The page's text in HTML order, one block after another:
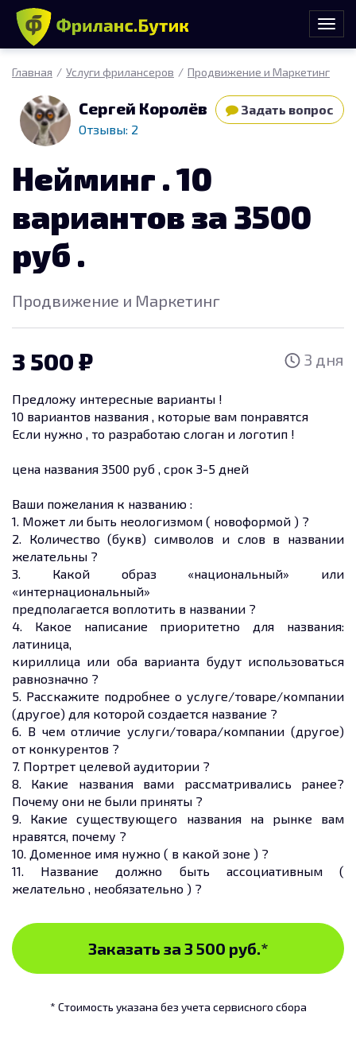
Главная Услуги фрилансеров Продвижение и Маркетинг
Задать вопрос
Сергей Королёв
Отзывы: 2
Нейминг . 10
вариантов за 3500
руб .
Продвижение и Маркетинг
3 500 3 дня
Предложу интересные варианты !
10 вариантов названия , которые вам понравятся
Если нужно , то разработаю слоган и логотип !
цена названия 3500 руб , срок 3-5 дней
Ваши пожелания к названию :
1. Может ли быть неологизмом ( новоформой ) ?
2. Количество (букв) символов и слов в названии
желательны ?
3. Какой образ «национальный» или
«интернациональный»
предполагается воплотить в названии ?
4. Какое написание приоритетно для названия:
латиница,
кириллица или оба варианта будут использоваться
равнозначно ?
5. Расскажите подробнее о услуге/товаре/компании
(другое) для которой создается название ?
6. В чем отличие услуги/товара/компании (другое)
от конкурентов ?
7. Портрет целевой аудитории ?
8. Какие названия вами рассматривались ранее?
Почему они не были приняты ?
9. Какие существующего названия на рынке вам
нравятся, почему ?
10. Доменное имя нужно ( в какой зоне ) ?
11. Название должно быть ассоциативным (
желательно , необязательно ) ?
Заказать за 3 500 руб.*
* Стоимость указана без учета сервисного сбора